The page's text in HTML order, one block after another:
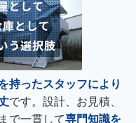
持ったスタッフにより
です。設計、お見積、
で一貫して専門知識を